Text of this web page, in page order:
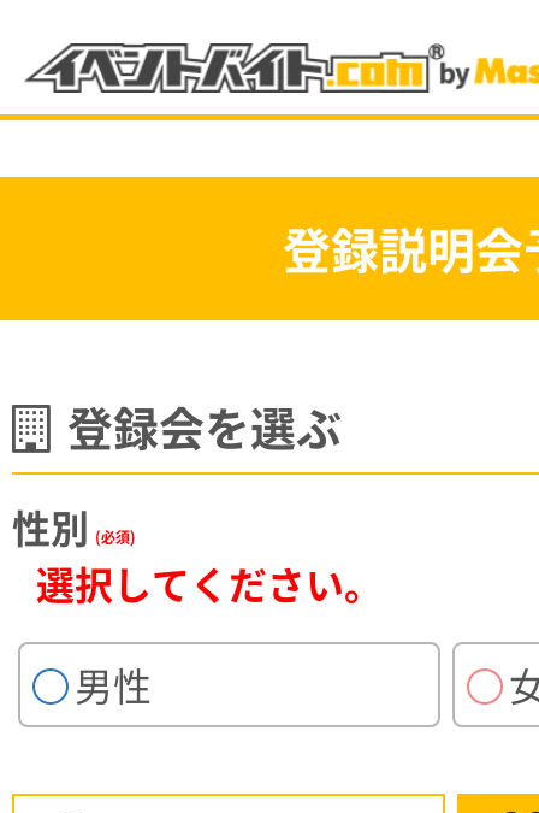
電話から予約をする
カテゴリーから選ぶ
フェス・ライブ スポーツ
登録からお給料までの流れ
登録説明
登録会を選ぶ
性別 (必須)
選択してください。
男性